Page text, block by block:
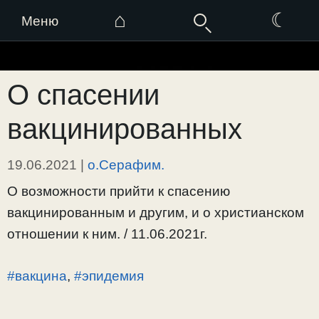
Меню ⌂ ☾
к
содержимому
О спасении
вакцинированных
19.06.2021 | о.Серафим.
О возможности прийти к спасению
вакцинированным и другим, и о христианском
отношении к ним. / 11.06.2021г.
#вакцина, #эпидемия